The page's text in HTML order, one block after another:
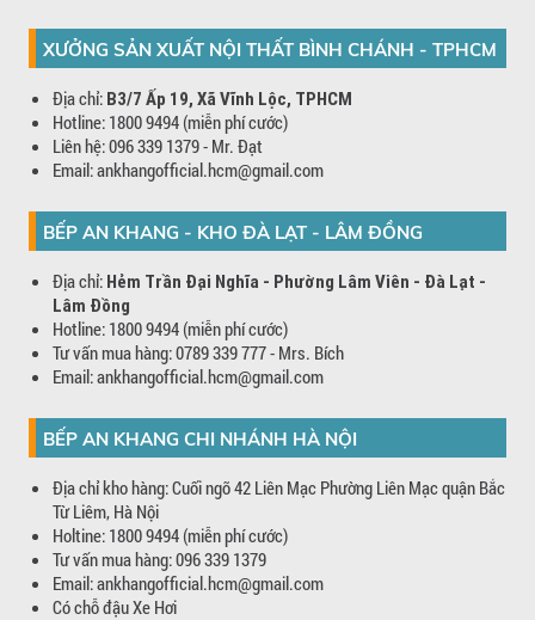
XƯỞNG SẢN XUẤT NỘI THẤT BÌNH CHÁNH - TPHCM
Địa chỉ: B3/7 Ấp 19, Xã Vĩnh Lộc, TPHCM
Hotline: 1800 9494 (miễn phí cước)
Liên hệ: 096 339 1379 - Mr. Đạt
Email: ankhangofficial.hcm@gmail.com
BẾP AN KHANG - KHO ĐÀ LẠT - LÂM ĐỒNG
Địa chỉ: Hẻm Trần Đại Nghĩa - Phường Lâm Viên - Đà Lạt -
Lâm Đồng
Hotline: 1800 9494 (miễn phí cước)
Tư vấn mua hàng: 0789 339 777 - Mrs. Bích
Email: ankhangofficial.hcm@gmail.com
BẾP AN KHANG CHI NHÁNH HÀ NỘI
Địa chỉ kho hàng: Cuối ngõ 42 Liên Mạc Phường Liên Mạc quận Bắc
Từ Liêm, Hà Nội
Holtine: 1800 9494 (miễn phí cước)
Tư vấn mua hàng: 096 339 1379
Email: ankhangofficial.hcm@gmail.com
Có chỗ đậu Xe Hơi